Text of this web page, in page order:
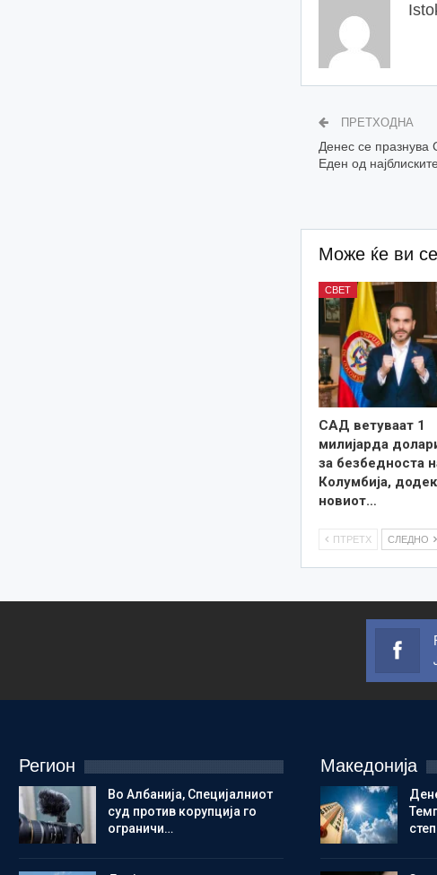
ПРЕТХОДНА
Денес се празнува
Еден од
Може ќе ви
СВЕТ
САД ветуваат 1
милијарда
за безбедноста
Колумбија,
новиот…
ПТРЕТХ СЛЕДНО
Регион
Во Албанија, Специјалниот
суд против корупција го
ограничи…
Македонија